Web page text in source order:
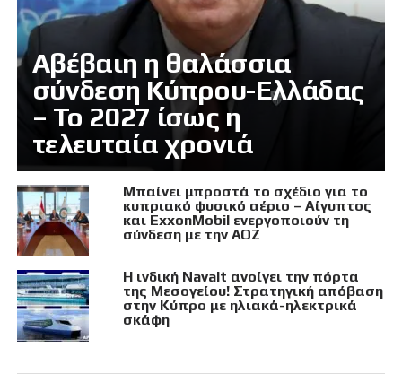
Αβέβαιη η θαλάσσια
σύνδεση Κύπρου-Ελλάδας
– Το 2027 ίσως η
τελευταία χρονιά
Μπαίνει μπροστά το σχέδιο για το
κυπριακό φυσικό αέριο – Αίγυπτος
και ExxonMobil ενεργοποιούν τη
σύνδεση με την ΑΟΖ
Η ινδική Navalt ανοίγει την πόρτα
της Μεσογείου! Στρατηγική απόβαση
στην Κύπρο με ηλιακά-ηλεκτρικά
σκάφη